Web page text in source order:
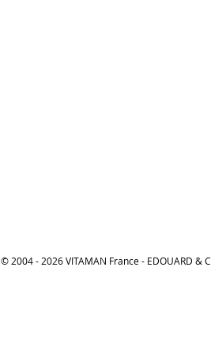
© 2004 - 2026 VITAMAN France - EDOUARD &